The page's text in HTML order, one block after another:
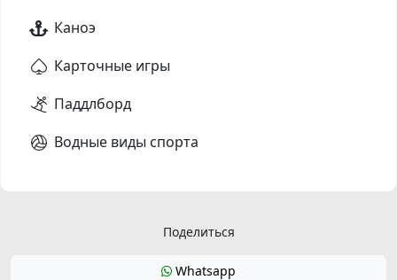
Каноэ
Карточные игры
Паддлборд
Водные виды спорта
Поделиться
Whatsapp